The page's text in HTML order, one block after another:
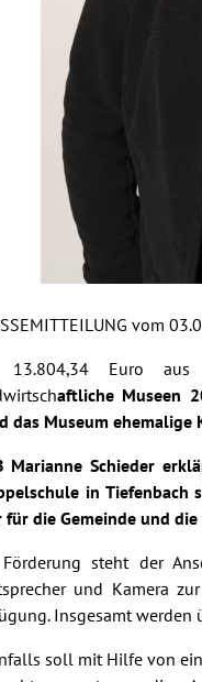
vom
Euro aus
aftliche Museen
das Museum
Marianne Schieder
in
für die Gemeinde und
steht der
und Kamera
Insgesamt werden
soll mit Hilfe von